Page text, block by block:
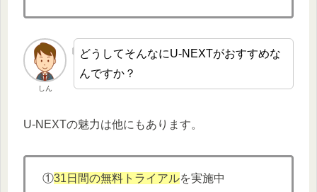
しん
どうしてそんなにU-NEXTがおすすめな
んですか？
U-NEXTの魅力は他にもあります。
①31日間の無料トライアルを実施中